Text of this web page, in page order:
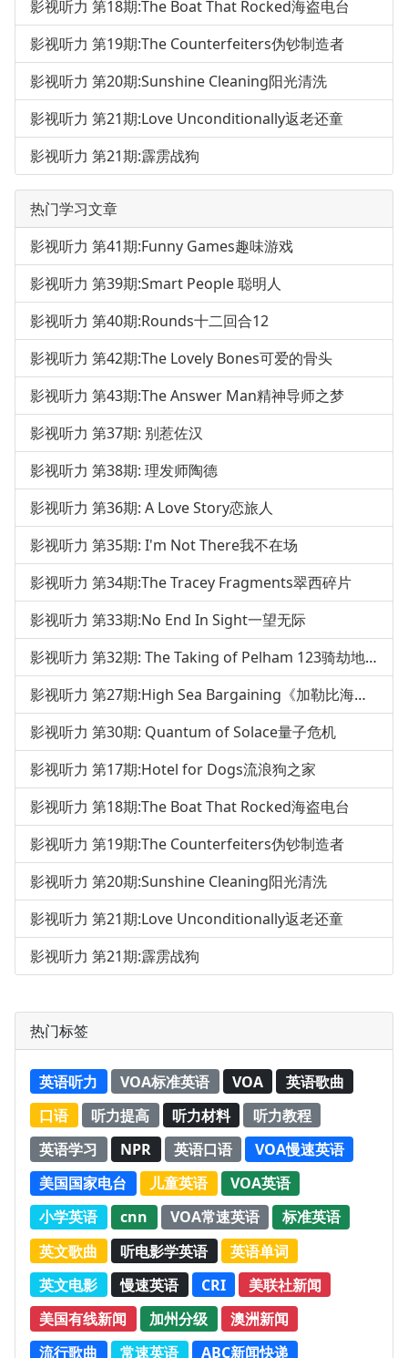
影视听力 第18期:The Boat That Rocked海盗电台
影视听力 第19期:The Counterfeiters伪钞制造者
影视听力 第20期:Sunshine Cleaning阳光清洗
影视听力 第21期:Love Unconditionally返老还童
影视听力 第21期:霹雳战狗
热门学习文章
影视听力 第41期:Funny Games趣味游戏
影视听力 第39期:Smart People 聪明人
影视听力 第40期:Rounds十二回合12
影视听力 第42期:The Lovely Bones可爱的骨头
影视听力 第43期:The Answer Man精神导师之梦
影视听力 第37期: 别惹佐汉
影视听力 第38期: 理发师陶德
影视听力 第36期: A Love Story恋旅人
影视听力 第35期: I'm Not There我不在场
影视听力 第34期:The Tracey Fragments翠西碎片
影视听力 第33期:No End In Sight一望无际
影视听力 第32期: The Taking of Pelham 123骑劫地下铁
影视听力 第27期:High Sea Bargaining《加勒比海盗3》
影视听力 第30期: Quantum of Solace量子危机
影视听力 第17期:Hotel for Dogs流浪狗之家
影视听力 第18期:The Boat That Rocked海盗电台
影视听力 第19期:The Counterfeiters伪钞制造者
影视听力 第20期:Sunshine Cleaning阳光清洗
影视听力 第21期:Love Unconditionally返老还童
影视听力 第21期:霹雳战狗
热门标签
英语听力 VOA标准英语 VOA
英语歌曲
口语
听力提高 听力材料
听力教程
英语学习
NPR 英语口语
VOA慢速英语
美国国家电台
儿童英语
VOA英语
小学英语
cnn VOA常速英语
标准英语
英文歌曲
听电影学英语
英语单词
英文电影
慢速英语 CRI
美联社新闻
美国有线新闻
加州分级
澳洲新闻
流行歌曲
常速英语 ABC新闻快递